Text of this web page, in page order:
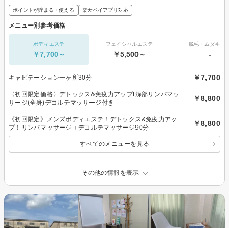
ポイントが貯まる・使える 楽天ペイアプリ対応
メニュー別参考価格
ボディエステ
￥7,700～
フェイシャルエステ
￥5,500～
脱毛・ムダ毛処
-
キャビテーション一ヶ所30分 ￥7,700
〈初回限定価格〉デトックス&免疫力アップ❗️深部リンパマッ
サージ(全身)デコルテマッサージ付き
￥8,800
《初回限定》メンズボディエステ！デトックス&免疫力アッ
プ！リンパマッサージ＋デコルテマッサージ90分
￥8,800
すべてのメニューを見る
その他の情報を表示